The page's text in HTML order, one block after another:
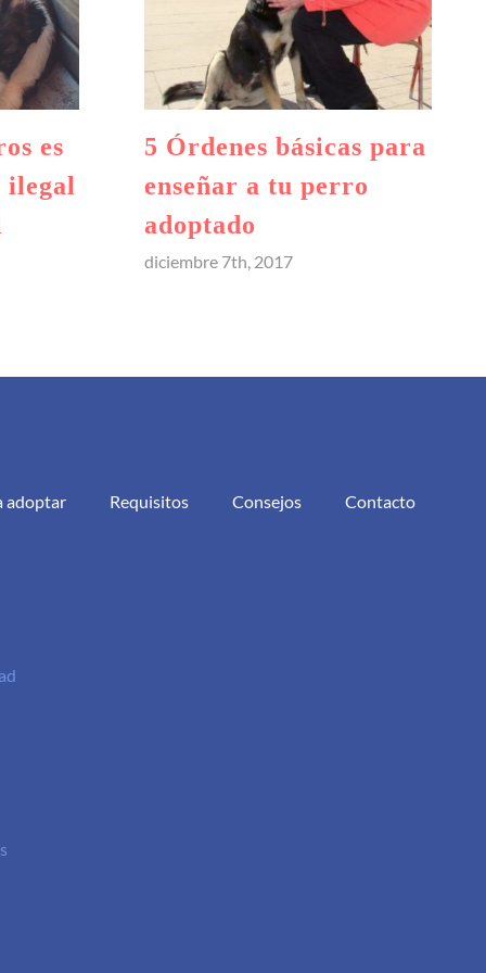
es
ilegal
5 Órdenes básicas para
enseñar a tu perro
adoptado
diciembre 7th, 2017
adoptar Requisitos Consejos Contacto